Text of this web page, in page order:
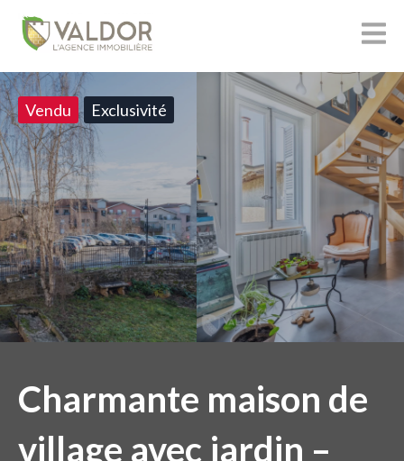
Vendu Exclusivité
Charmante maison de
village avec jardin –